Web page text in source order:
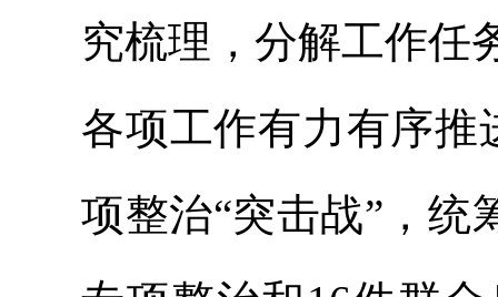
究梳理，分解工作任
各项工作有力有序推
项整治“突击战”，统